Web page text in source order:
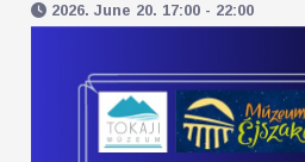
2026. June 20. 17:00 - 22:00